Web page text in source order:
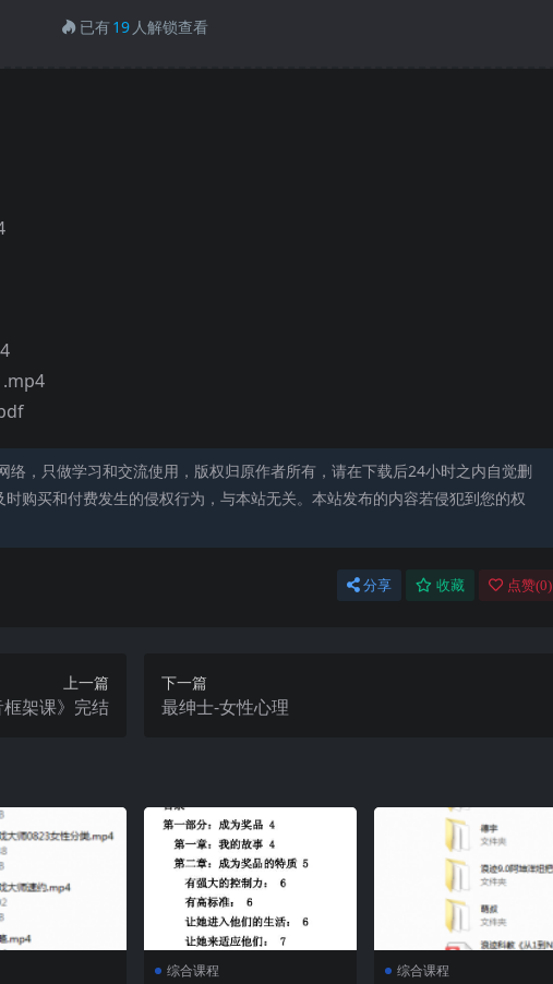
已有19 人解锁查看
.mp4
络，只做学习和交流使用，版权归原作者所有，请在下载后24小时之内自觉删
购买和付费发生的侵权行为，与本站无关。本站发布的内容若侵犯到您的权
分享 收藏 点赞(0)
上一篇
架课》完结
下一篇
最绅士-女性心理
综合课程 综合课程